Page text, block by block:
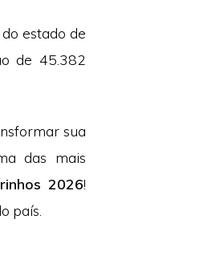
estado de
de 45.382
sua
das mais
2026!
país.